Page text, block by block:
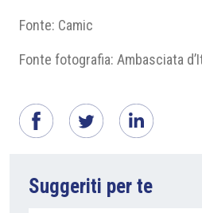
Fonte: Camic
Fonte fotografia: Ambasciata
Suggeriti per te